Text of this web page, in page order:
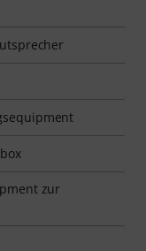
zur